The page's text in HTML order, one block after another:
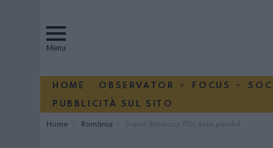
Menu
HOME OBSERVATOR FOCUS
PUBBLICITÀ SUL SITO
You are here:
Home România Traian Băsescu: PDL este penibil